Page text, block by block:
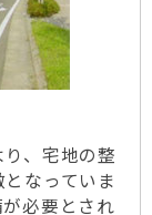
、宅地の整
なっていま
必要とされ